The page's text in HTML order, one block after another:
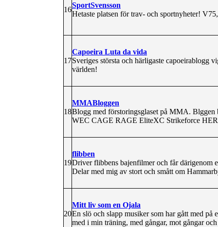
16
SportSvensson
Hetaste platsen för trav- och sportnyheter!
17
Capoeira Luta da vida
Sveriges största och härligaste capoeirablogg
världen!
18
MMABloggen
Blogg med förstoringsglaset på MMA. Blggen
WEC CAGE RAGE EliteXC Strikeforce
19
flibben
Driver flibbens bajenfilmer och får därigenom
Delar med mig av stort och smått om
20
Mitt liv som en Ojala
En slö och slapp musiker som har gått med på
med i min träning, med gångar, mot gångar